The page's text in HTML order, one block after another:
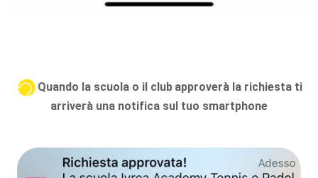
Quando la scuola o il club approverà la richiesta ti
arriverà una notifica sul tuo smartphone